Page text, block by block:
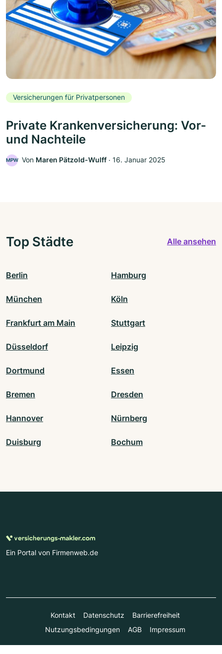
Versicherungen für Privatpersonen
Private Krankenversicherung: Vor-
und Nachteile
MPW Von Maren Pätzold-Wulff ‧ 16. Januar 2025
Top Städte Alle ansehen
Berlin Hamburg
München Köln
Frankfurt am Main Stuttgart
Düsseldorf Leipzig
Dortmund Essen
Bremen Dresden
Hannover Nürnberg
Duisburg Bochum
Ein Portal von Firmenweb.de
Kontakt Datenschutz
Barrierefreiheit
Nutzungsbedingungen
AGB Impressum